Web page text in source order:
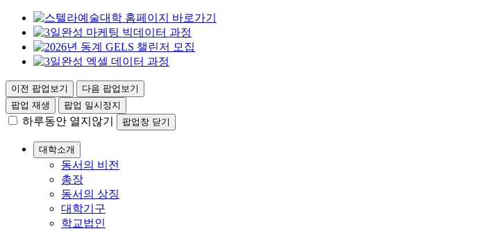
이전 팝업보기
다음 팝업보기
팝업 재생
팝업 일시정지
하루동안 열지않기 팝업창 닫기
대학소개
동서의 비전
총장
동서의 상징
대학기구
학교법인